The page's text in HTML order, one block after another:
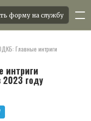
форму на службу
Главные интриги
интриги
2023 году